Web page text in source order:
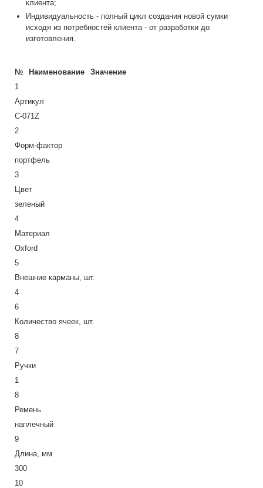
клиента;
Индивидуальность - полный цикл создания новой сумки
исходя из потребностей клиента - от разработки до
изготовления.
№ Наименование
Значение
1
Артикул
С-071Z
2
Форм-фактор
портфель
3
Цвет
зеленый
4
Материал
Oxford
5
Внешние карманы, шт.
4
6
Количество ячеек, шт.
8
7
Ручки
1
8
Ремень
наплечный
9
Длина, мм
300
10